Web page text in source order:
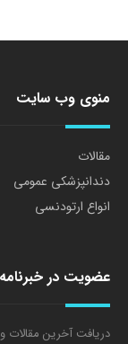
منوی وب سایت
مقالات
دندانپزشکی عمومی
انواع ارتودنسی
عضویت در خبرنامه
دریافت آخرین